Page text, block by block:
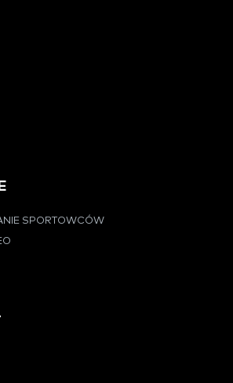
SPORTOWCÓW